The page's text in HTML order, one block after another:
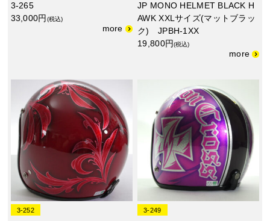
3-265
33,000円 (税込)
JP MONO HELMET BLACK H
AWK XXLサイズ(マットブラッ
ク) JPBH-1XX
19,800円(税込)
3-252 3-249